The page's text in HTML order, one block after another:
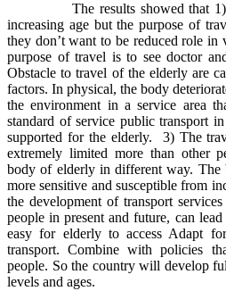
The results showed that
increasing age but the purpose of
they don’t want to be reduced role
purpose of travel is to see doctor
Obstacle to travel of the elderly are
factors. In physical, the body
the environment in a service area
standard of service public transport
supported for the elderly. 3) The
extremely limited more than other
body of elderly in different way.
more sensitive and susceptible from
the development of transport
people in present and future, can
easy for elderly to access Adapt
transport. Combine with policies
people. So the country will develop
levels and ages.